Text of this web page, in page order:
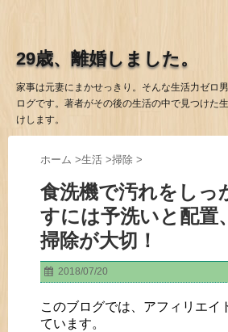
29歳、離婚しました。
家事は元妻にまかせっきり。そんな生活力ゼロ
ログです。著者がその後の生活の中で見つけた
けします。
ホーム >生活 >掃除 >
食洗機で汚れをしっ
すには予洗いと配置
掃除が大切！
2018/07/20
このブログでは、アフィリエイ
ています。